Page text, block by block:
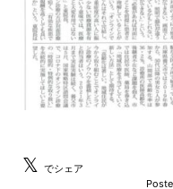
𝕏 でシェア